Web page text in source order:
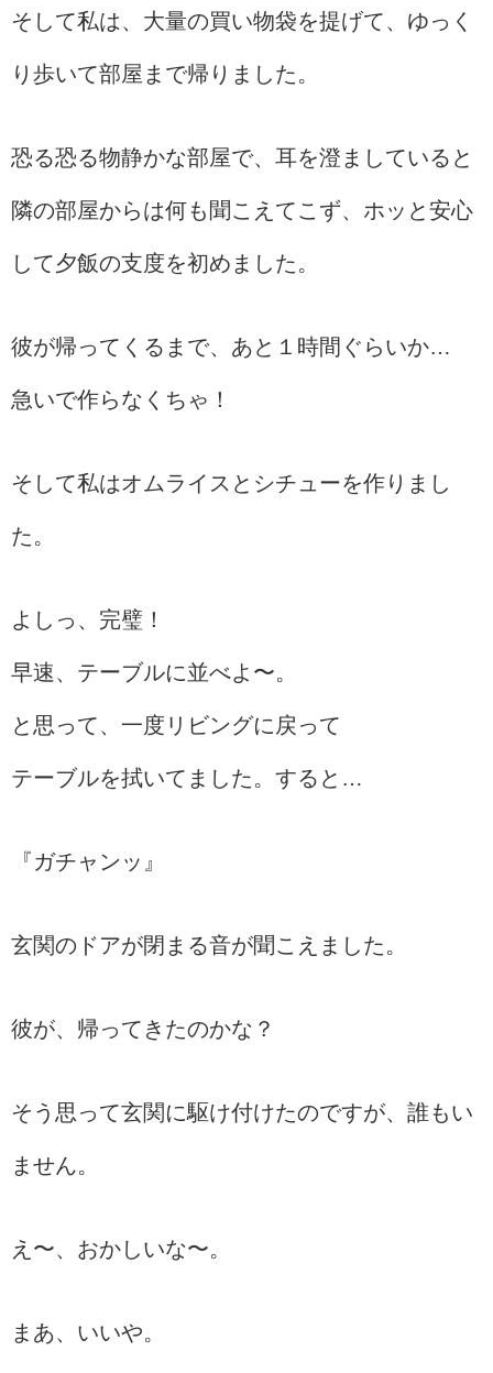
そして私は、大量の買い物袋を提げて、ゆっく
り歩いて部屋まで帰りました。
恐る恐る物静かな部屋で、耳を澄ましていると
隣の部屋からは何も聞こえてこず、ホッと安心
して夕飯の支度を初めました。
彼が帰ってくるまで、あと１時間ぐらいか…
急いで作らなくちゃ！
そして私はオムライスとシチューを作りまし
た。
よしっ、完璧！
早速、テーブルに並べよ〜。
と思って、一度リビングに戻って
テーブルを拭いてました。すると…
『ガチャンッ』
玄関のドアが閉まる音が聞こえました。
彼が、帰ってきたのかな？
そう思って玄関に駆け付けたのですが、誰もい
ません。
え〜、おかしいな〜。
まあ、いいや。